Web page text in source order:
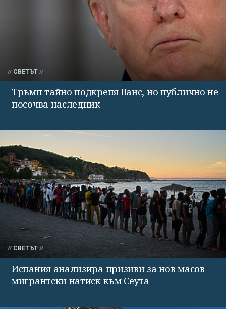
СВЕТЪТ
Тръмп тайно подкрепя Ванс, но публично не
посочва наследник
СВЕТЪТ
Испания анализира призиви за нов масов
мигрантски натиск към Сеута